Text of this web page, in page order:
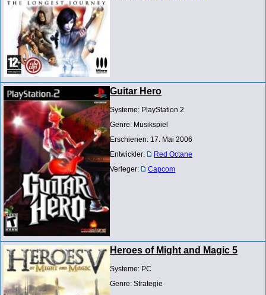
Guitar Hero
Systeme: PlayStation 2
Genre: Musikspiel
Erschienen: 17. Mai 2006
Entwickler:
Red Octane
Verleger:
Capcom
Heroes of Might and Magic 5
Systeme: PC
Genre: Strategie